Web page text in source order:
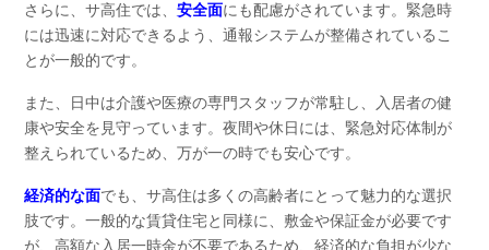
さらに、サ高住では、 安全面にも配慮がされています。緊急時
には迅速に対応できるよう、通報システムが整備されているこ
とが一般的です。
また、日中は介護や医療の専門スタッフが常駐し、入居者の健
康や安全を見守っています。夜間や休日には、緊急対応体制が
整えられているため、万が一の時でも安心です。
経済的な面でも、サ高住は多くの高齢者にとって魅力的な選択
肢です。一般的な賃貸住宅と同様に、敷金や保証金が必要です
が、高額な入居一時金が不要であるため、経済的な負担が少な